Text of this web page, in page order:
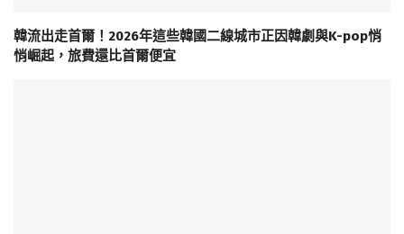
韓流出走首爾！2026年這些韓國二線城市正因韓劇與K-pop悄
悄崛起，旅費還比首爾便宜